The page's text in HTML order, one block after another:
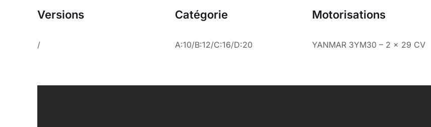
Versions
/
Catégorie
A:10/B:12/C:16/D:20
Motorisations
YANMAR 3YM30 – 2 x 29 CV